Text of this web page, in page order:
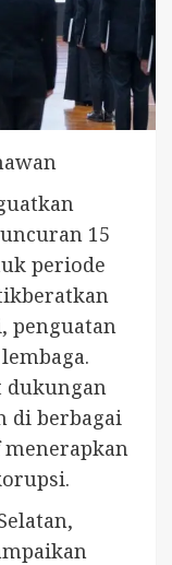
15
periode
penguatan
dukungan
di berbagai